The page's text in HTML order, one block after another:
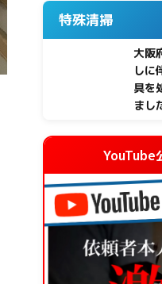
特殊清掃
大阪
しに
具を
まし
YouTube